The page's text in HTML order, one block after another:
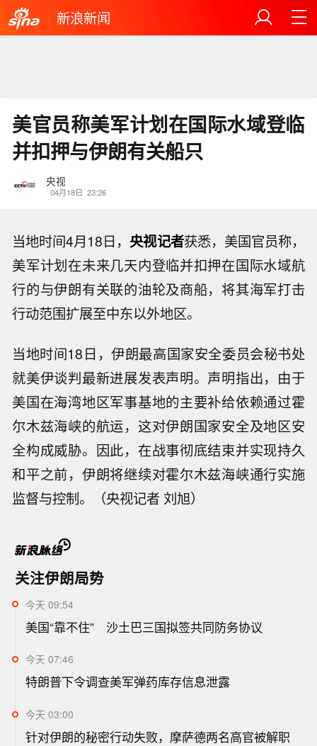
新浪新闻
美官员称美军计划在国际水域登临
并扣押与伊朗有关船只
央视
04月18日 23:26
当地时间4月18日，央视记者获悉，美国官员称，
美军计划在未来几天内登临并扣押在国际水域航
行的与伊朗有关联的油轮及商船，将其海军打击
行动范围扩展至中东以外地区。
当地时间18日，伊朗最高国家安全委员会秘书处
就美伊谈判最新进展发表声明。声明指出，由于
美国在海湾地区军事基地的主要补给依赖通过霍
尔木兹海峡的航运，这对伊朗国家安全及地区安
全构成威胁。因此，在战事彻底结束并实现持久
和平之前，伊朗将继续对霍尔木兹海峡通行实施
监督与控制。（央视记者 刘旭）
关注伊朗局势
今天 09:54
美国“靠不住” 沙土巴三国拟签共同防务协议
今天 07:46
特朗普下令调查美军弹药库存信息泄露
今天 03:00
针对伊朗的秘密行动失败，摩萨德两名高官被解职